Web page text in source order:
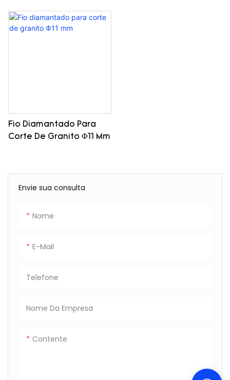
Envie sua consulta
Nome
E-Mail
Telefone
Nome Da Empresa
Contente
Fio Diamantado Para
Corte De Granito Φ11 Mm